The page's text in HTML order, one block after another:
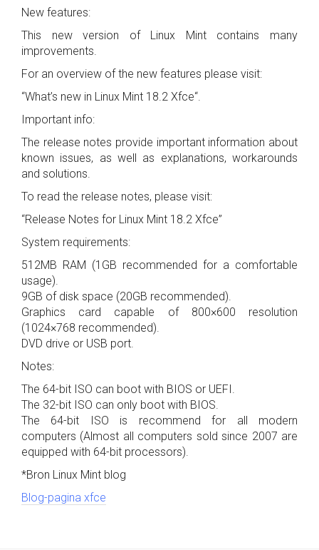
New features:
This new version of Linux Mint contains many
improvements.
For an overview of the new features please visit:
“What’s new in Linux Mint 18.2 Xfce“.
Important info:
The release notes provide important information about
known issues, as well as explanations, workarounds
and solutions.
To read the release notes, please visit:
“Release Notes for Linux Mint 18.2 Xfce”
System requirements:
512MB RAM (1GB recommended for a comfortable
usage).
9GB of disk space (20GB recommended).
Graphics card capable of 800×600 resolution
(1024×768 recommended).
DVD drive or USB port.
Notes:
The 64-bit ISO can boot with BIOS or UEFI.
The 32-bit ISO can only boot with BIOS.
The 64-bit ISO is recommend for all modern
computers (Almost all computers sold since 2007 are
equipped with 64-bit processors).
*Bron Linux Mint blog
Blog-pagina xfce